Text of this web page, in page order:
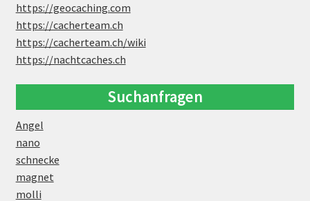
https://geocaching.com
https://cacherteam.ch
https://cacherteam.ch/wiki
https://nachtcaches.ch
Suchanfragen
Angel
nano
schnecke
magnet
molli